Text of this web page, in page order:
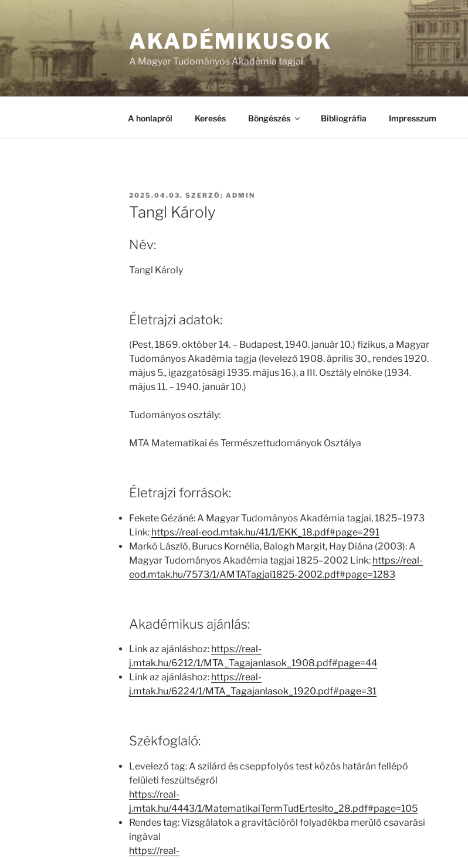
AKADÉMIKUSOK
A Magyar Tudományos Akadémia tagjai
A honlapról Keresés Böngészés Bibliográfia Impresszum
BEKÜLDVE:
2025.04.03. SZERZŐ: ADMIN
Tangl Károly
Név:
Tangl Károly
Életrajzi adatok:
(Pest, 1869. október 14. – Budapest, 1940. január 10.) fizikus, a Magyar
Tudományos Akadémia tagja (levelező 1908. április 30., rendes 1920.
május 5., igazgatósági 1935. május 16.), a III. Osztály elnöke (1934.
május 11. – 1940. január 10.)
Tudományos osztály:
MTA Matematikai és Természettudományok Osztálya
Életrajzi források:
Fekete Gézáné: A Magyar Tudományos Akadémia tagjai, 1825–1973
Link: https://real-eod.mtak.hu/41/1/EKK_18.pdf#page=291
Markó László, Burucs Kornélia, Balogh Margit, Hay Diána (2003): A
Magyar Tudományos Akadémia tagjai 1825–2002 Link: https://real-
eod.mtak.hu/7573/1/AMTATagjai1825-2002.pdf#page=1283
Akadémikus ajánlás:
Link az ajánláshoz: https://real-
j.mtak.hu/6212/1/MTA_Tagajanlasok_1908.pdf#page=44
Link az ajánláshoz: https://real-
j.mtak.hu/6224/1/MTA_Tagajanlasok_1920.pdf#page=31
Székfoglaló:
Levelező tag: A szilárd és cseppfolyós test közös határán fellépő
felületi feszültségről
https://real-
j.mtak.hu/4443/1/MatematikaiTermTudErtesito_28.pdf#page=105
Rendes tag: Vizsgálatok a gravitációról folyadékba merülő csavarási
ingával
https://real-